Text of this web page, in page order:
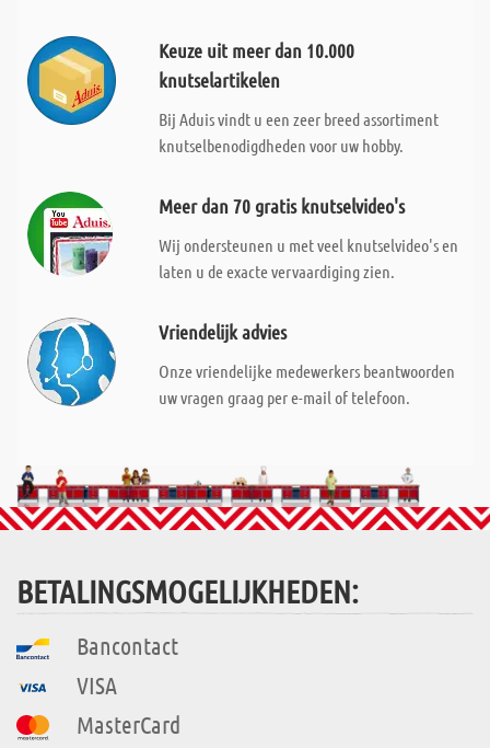
Keuze uit meer dan 10.000
knutselartikelen
Bij Aduis vindt u een zeer breed assortiment
knutselbenodigdheden voor uw hobby.
Meer dan 70 gratis knutselvideo's
Wij ondersteunen u met veel knutselvideo's en
laten u de exacte vervaardiging zien.
Vriendelijk advies
Onze vriendelijke medewerkers beantwoorden
uw vragen graag per e-mail of telefoon.
BETALINGSMOGELIJKHEDEN:
Bancontact
VISA
MasterCard